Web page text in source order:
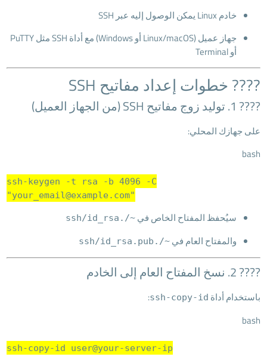
خادم Linux يمكن الوصول إليه عبر SSH
جهاز عميل (Linux/macOS أو Windows) مع أداة SSH مثل PuTTY
أو Terminal
????️ خطوات إعداد مفاتيح SSH
???? 1. توليد زوج مفاتيح SSH (من الجهاز العميل)
على جهازك المحلي:
bash
ssh-keygen -t rsa -b 4096 -C
"your_email@example.com"
سيُحفظ المفتاح الخاص في~/.ssh/id_rsa
والمفتاح العام في~/.ssh/id_rsa.pub
???? 2. نسخ المفتاح العام إلى الخادم
باستخدام أداة ssh-copy-id
:
bash
ssh-copy-id user@your-server-ip